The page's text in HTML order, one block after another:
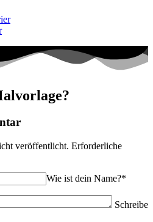
veröffentlicht. Erforderliche
Wie ist dein Name?*
Schreibe